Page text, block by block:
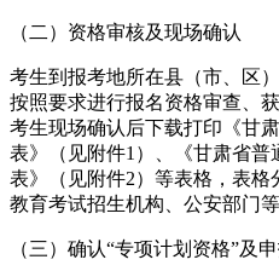
（二）资格审核及现场确认
考生到报考地所在县（市、区
按照要求进行报名资格审查、
考生现场确认后下载打印《甘
表》（见附件1）、《甘肃省
表》（见附件2）等表格，表格
教育考试招生机构、公安部门
（三）确认“专项计划资格”及